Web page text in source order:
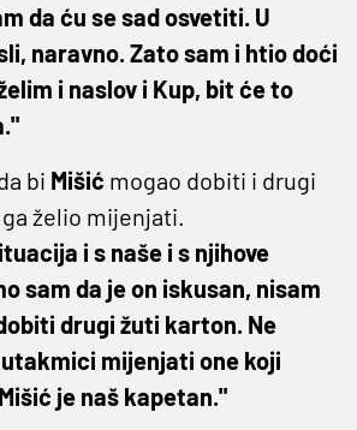
da ću se sad osvetiti. U
naravno. Zato sam i htio doći
i naslov i Kup, bit će to
bi Mišić mogao dobiti i drugi
želio mijenjati.
i s naše i s njihove
sam da je on iskusan, nisam
drugi žuti karton. Ne
utakmici mijenjati one koji
je naš kapetan."